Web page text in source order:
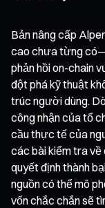
Bản nâng cấp
cao chưa từng
phản hồi on-chain
đột phá kỹ thuật
trúc người dùng.
công nhận của tổ
cầu thực tế của
các bài kiểm tra về
quyết định thành
nguồn có thể mô
vốn chắc chắn sẽ